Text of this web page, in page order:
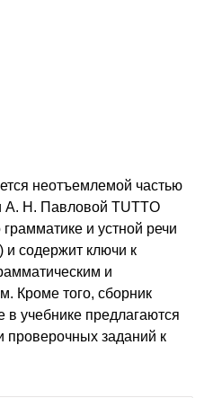
неотъемлемой частью
А. Н. Павловой TUTTO
и устной речи
и содержит ключи к
и
Кроме того, сборник
в учебнике предлагаются
проверочных заданий к